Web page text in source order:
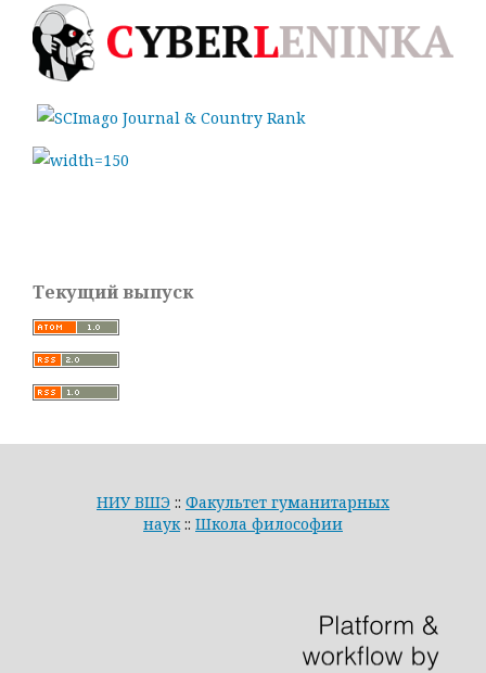
Текущий выпуск
НИУ ВШЭ :: Факультет гуманитарных
наук:: Школа философии